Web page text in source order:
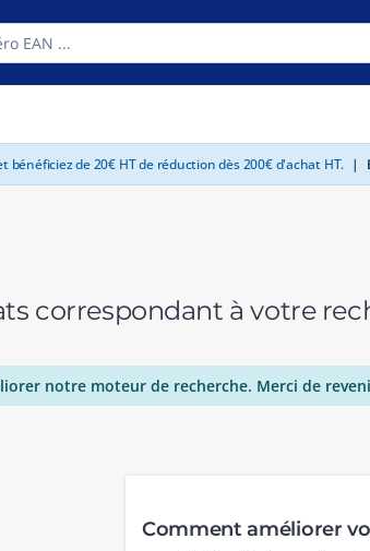
bénéficiez de 20€ HT de réduction dès 200€ d'achat HT. |
correspondant à votre
notre moteur de recherche. Merci de
Comment améliorer